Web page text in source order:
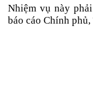
Nhiệm vụ này
báo cáo Chính